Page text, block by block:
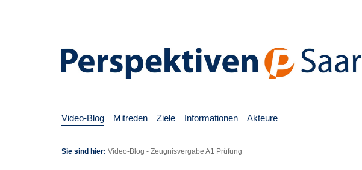
Video-Blog Mitreden Ziele Informationen Akteure
Sie sind hier: Video-Blog - Zeugnisvergabe A1 Prüfung